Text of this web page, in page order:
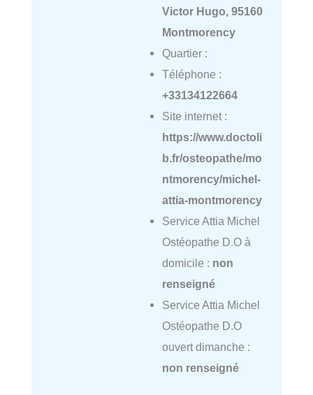
Victor Hugo, 95160
Montmorency
Quartier :
Téléphone :
+33134122664
Site internet :
https://www.doctoli
b.fr/osteopathe/mo
ntmorency/michel-
attia-montmorency
Service Attia Michel
Ostéopathe D.O à
domicile : non
renseigné
Service Attia Michel
Ostéopathe D.O
ouvert dimanche :
non renseigné